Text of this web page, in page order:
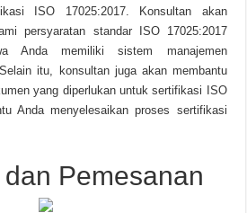
ISO 17025:2017. Konsultan akan
persyaratan standar ISO 17025:2017
Anda memiliki sistem manajemen
itu, konsultan juga akan membantu
yang diperlukan untuk sertifikasi ISO
Anda menyelesaikan proses sertifikasi
Pemesanan